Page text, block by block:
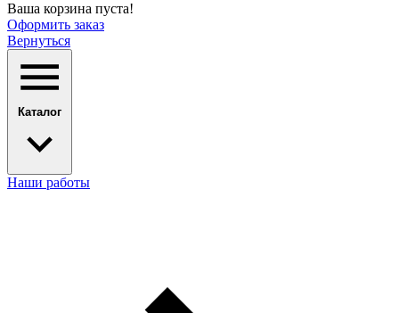
Ваша корзина пуста!
Оформить заказ
Вернуться
Каталог
Наши работы